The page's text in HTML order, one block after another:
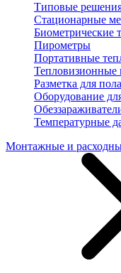
Типовые
Стационарные
Биометрические
Пирометры
Портативные
Тепловизионные
Разметка для пола
Оборудование
Температурные
Монтажные и